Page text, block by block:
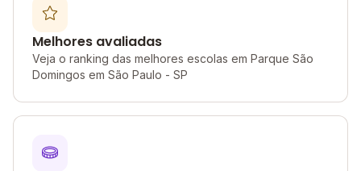
Melhores avaliadas
Veja o ranking das melhores escolas em Parque São
Domingos em São Paulo - SP